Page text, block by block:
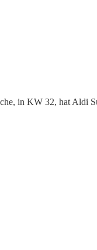
in KW 32, hat Aldi